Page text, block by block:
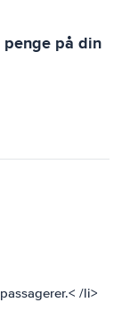
på din
/li>